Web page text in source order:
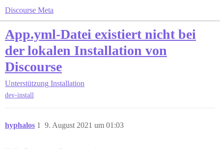
Discourse Meta
App.yml-Datei existiert nicht bei
der lokalen Installation von
Discourse
Unterstützung Installation
dev-install
hyphalos 9. August 2021 um 01:03
1